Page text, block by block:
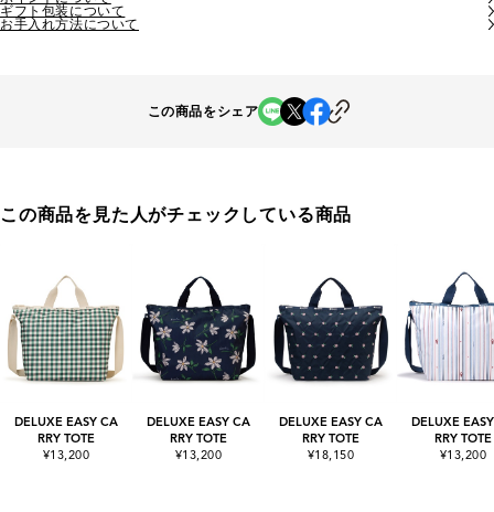
ギフト包装について
お手入れ方法について
この商品をシェア
この商品を見た人がチェックしている商品
DELUXE EASY CA
RRY TOTE
¥13,200
DELUXE EASY CA
RRY TOTE
¥13,200
DELUXE EASY CA
RRY TOTE
¥18,150
DELUXE
RRY TOTE
¥13,200